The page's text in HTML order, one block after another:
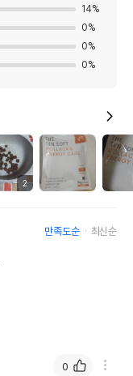
14%
0%
0%
0%
2
만족도순 최신순
0